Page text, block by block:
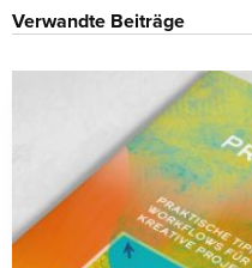
Verwandte Beiträge